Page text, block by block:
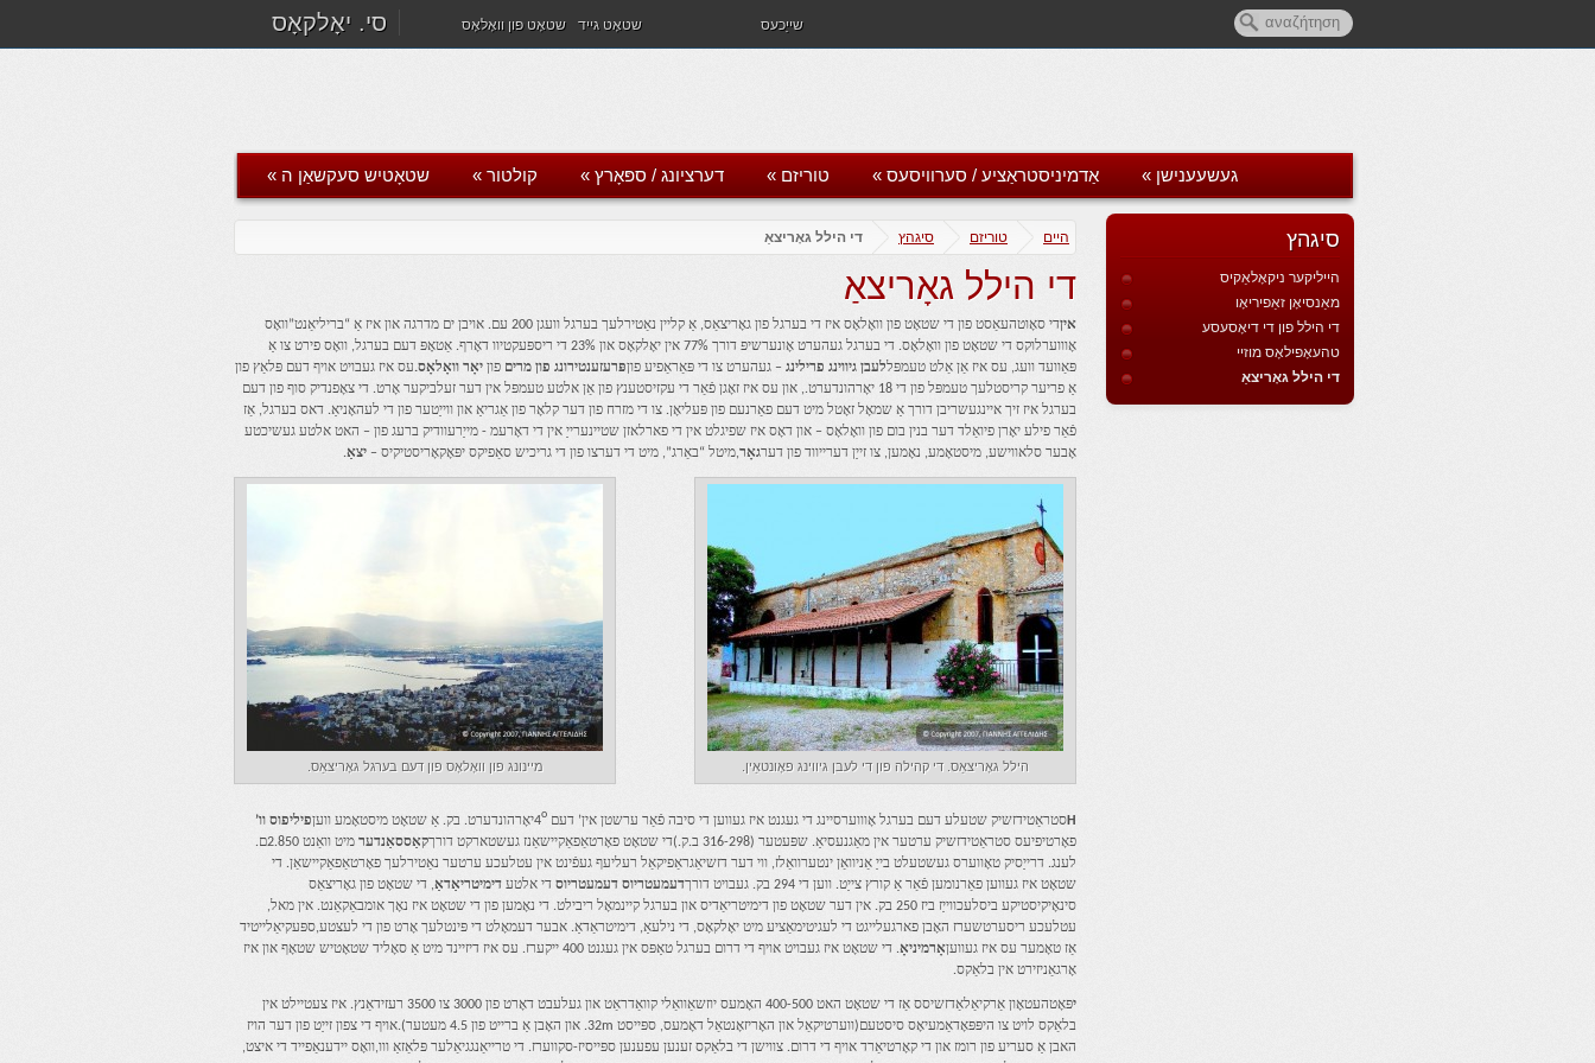
סי. יאָלקאָס שטאָט פון וואָלאָס שטאָט גייד שייַכעס
שטאָטיש סעקשאַן ה » קולטור » דערציונג / ספּאָרץ » טוריזם » אַדמיניסטראַציע / סערוויסעס » געשעענישן »
היים טוריזם סיגהץ די הילל גאָריצאַ
די הילל גאָריצאַ
אין
די סאָוטהעאַסט פון די שטאָט פון וואָלאָס איז די בערגל פון גאָריצאַס, אַ קליין נאַטירלעך בערגל וועגן 200 עם. אויבן ים מדרגה און איז אַ “בריליאַנט”וואָס
אָוווערלוקס די שטאָט פון וואָלאָס. די בערגל געהערט אָונערשיפּ דורך 77% אין יאָלקאָס און 23% די ריספּעקטיוו דאָרף. אַטאָפּ דעם בערגל, וואָס פירט צו אַ
פּאַוועד וועג, עס איז אַן אַלט טעמפּללעבן גיווינג פרילינג – געהערט צו די פּאַראַפיע פוןפּרעזענטירונג פון מרים פון יאָר וואָלאָס.עס איז געבויט אויף דעם פּלאַץ פון
אַ פריער קריסטלעך טעמפּל פון די 18 יאָרהונדערט., און עס איז זאָגן פֿאַר די עקזיסטענץ פון אַן אלטע טעמפּל אין דער זעלביקער אָרט. די צאָפנדיק סוף פון דעם
בערגל איז זיך איינגעשריבן דורך אַ שמאָל זאָטל מיט דעם פאַרנעם פון פּעליאָן. צו די מזרח פון דער קלאָר פון אַגריאַ און ווייַטער פון די לעהאָניאַ. דאס בערגל, אַז
פֿאַר פילע יאָרן פיואַלד דער בנין בום פון וואָלאָס – און דאָס איז שפיגלט אין די פארלאזן שטיינערייַ אין די דאָרעמ - מייַרעוודיק ברעג פון – האט אלטע געשיכטע
אָבער סלאווישע, מיסטאָמע, נאָמען, צו זייַן דערייווד פון דערגאָר,מיטל “באַרג”, מיט די דערצו פון די גריכיש סאַפיקס יפּאָקאָריסטיקיס – יצאַ.
הילל גאָריצאַס. די קהילה פון די לעבן גיווינג פאָונטאַין. מיינונג פון וואָלאָס פון דעם בערגל גאָריצאַס.
Ηסטראַטידזשיק שטעלע דעם בערגל אָוווערסיינג די געגנט איז געווען די סיבה פֿאַר ערשטן אין’ דעם 4 ο יאָרהונדערט. בק. אַ שטאָט מיסטאָמע וועןפיליפוס וו’
פאָרטיפיעס סטראַטידזשיק ערטער אין מאַגנעסיאַ. שפּעטער (316-298 ב.ק.)די שטאָט פאָרטאַפאַקיישאַנז געשטארקט דורך
קאַססאַנדער
מיט וואַנט 2.850ם.
לענג. דרייַסיק טאָווערס געשטעלט בייַ אַניוואַן ינטערוואַלז, ווי דער דזשיאַגראַפיקאַל רעליעף געפֿינט אין עטלעכע ערטער נאַטירלעך פאָרטאַפאַקיישאַן. די
שטאָט איז געווען פאַרנומען פֿאַר אַ קורץ צייַט. ווען די 294 בק. געבויט דורך
דעמעטריוס דעמעטריוס די אלטע דימיטריאַדאַ, די שטאָט פון גאָריצאַס
סינאָיקיסטיקע ביסלעכווייַז ביז 250 בק. אין דער שטאָט פון דימיטריאַדיס און בערגל קיינמאָל ריבילט. די נאָמען פון די שטאָט איז נאָך אומבאַקאַנט. אין מאל,
עטלעכע ריסערטשערז האָבן פארגעלייגט די לעגיטימאַציע מיט יאָלקאָס, די נילעאַ, דימיטראַדאַ. אבער דעמאָלט די פּינטלעך אָרט פון די לעצטע,ספּעקיאַלייטיד
אַז טאָמער עס איז געוועןאָרמיניאָ
. די שטאָט איז געבויט אויף די דרום בערגל טאַפּס אין געגנט 400 ייקערז. עס איז דיזיינד מיט אַ סאָליד שטאָטיש שטאָף און איז
אָרגאַניזירט אין בלאַקס.
י
פּאָטהעטאָון אַרקיאַלאַדזשיסס אַז די שטאָט האט 400-500 האָמעס יוזשאַוואַלי קוואַדראַט און געלעבט דאָרט פון 3000 צו 3500 רעזידאַנץ. איז צעטיילט אין
בלאַקס לויט צו היפּפּאָדאַמעיאָס סיסטעם(ווערטיקאַל און האָריזאָנטאַל דאָמעס, ספּייסט 32m. און האָבן אַ ברייט פון 4.5 מעטער).אויף די צפון זייַט פון דער הויז
האבן אַ סעריע פון ​​רומז און די קאָרטיאַרד אויף די דרום. צווישן די בלאַקס זענען עפענען ספּייסיז-סקווערז. די טרייאַנגגיאַלער פּלאַזאַ ווו,וואָס יידענאַפייד די איצט,
סיגהץ
הייליקער ניקאָלאַקיס
מאַנסיאָן זאַפיריאָו
די הילל פון די דיאָסעסע
טהעאָפילאָס מוזיי
די הילל גאָריצאַ